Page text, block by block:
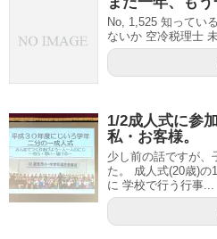
No, 1,525 知ってい
ないか 空冷税理士
1/2成人式に参
私・お客様。
少し前の話ですが、
た。 成人式(20歳)の
に 学校で行う行事...